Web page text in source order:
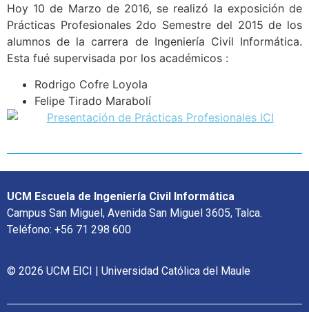
Hoy 10 de Marzo de 2016, se realizó la exposición de
Prácticas Profesionales 2do Semestre del 2015 de los
alumnos de la carrera de Ingeniería Civil Informática.
Esta fué supervisada por los académicos :
Rodrigo Cofre Loyola
Felipe Tirado Marabolí
UCM Escuela de Ingeniería Civil Informática
Campus San Miguel, Avenida San Miguel 3605, Talca.
Teléfono: +56 71 298 600
© 2026 UCM EICI | Universidad Católica del Maule